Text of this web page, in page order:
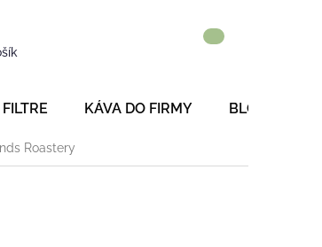
KÁVA DO FIRMY BLOG
Roastery